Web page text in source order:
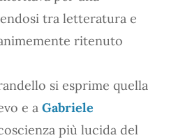
tra letteratura e
ritenuto
si esprime quella
e a Gabriele
più lucida del